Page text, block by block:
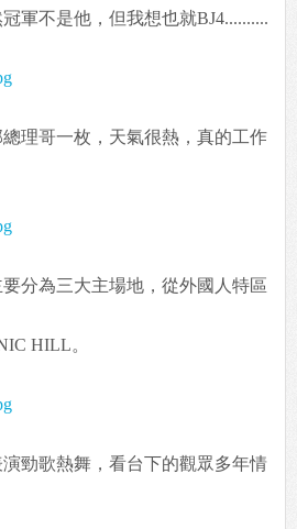
軍不是他，但我想也就BJ4..........
理哥一枚，天氣很熱，真的工作
分為三大主場地，從外國人特區
HILL。
勁歌熱舞，看台下的觀眾多年情